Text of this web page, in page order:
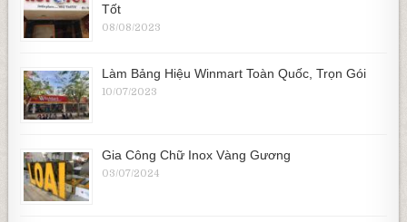
Tốt
08/08/2023
Làm Bảng Hiệu Winmart Toàn Quốc, Trọn Gói
10/07/2023
Gia Công Chữ Inox Vàng Gương
03/07/2024